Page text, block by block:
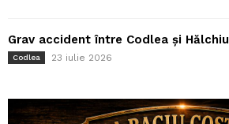
Grav accident între Codlea și Hălchiu
Codlea 23 iulie 2026